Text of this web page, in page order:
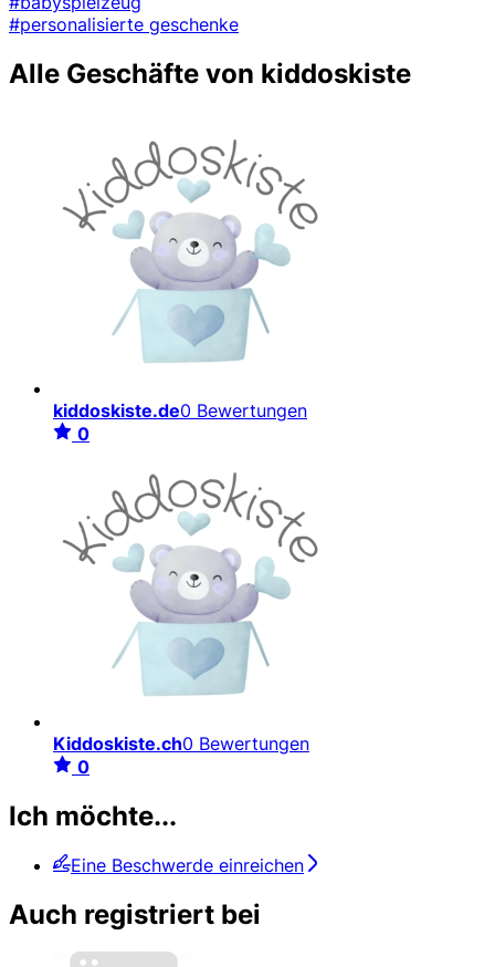
#personalisierte geschenke
Alle Geschäfte von kiddoskiste
kiddoskiste.de0 Bewertungen
0
Kiddoskiste.ch0 Bewertungen
0
Ich möchte...
Eine Beschwerde einreichen
Auch registriert bei